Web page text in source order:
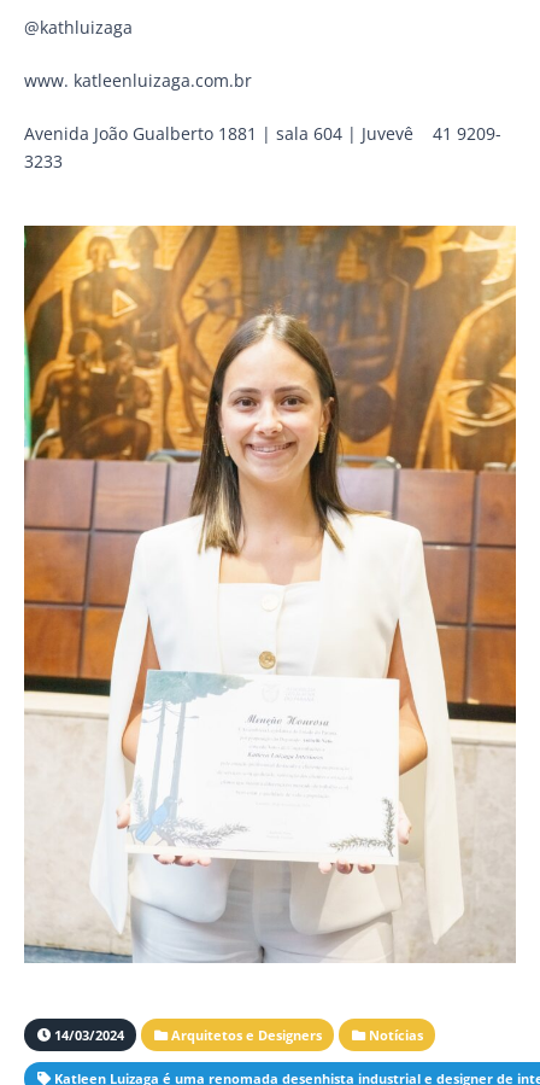
@kathluizaga
www. katleenluizaga.com.br
Avenida João Gualberto 1881 | sala 604 | Juvevê 41 9209-
3233
14/03/2024 Arquitetos e Designers Notícias
Katleen Luizaga é uma renomada desenhista industrial e designer de